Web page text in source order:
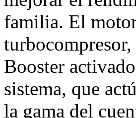
familia. El
Booster
sistema, que
la gama del